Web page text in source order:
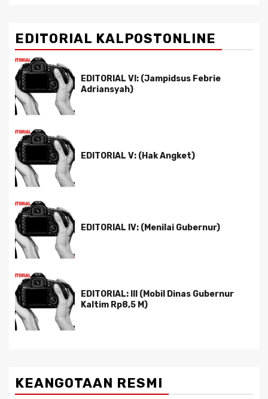
EDITORIAL KALPOSTONLINE
EDITORIAL VI: (Jampidsus Febrie
Adriansyah)
EDITORIAL V: (Hak Angket)
EDITORIAL IV: (Menilai Gubernur)
EDITORIAL: III (Mobil Dinas Gubernur
Kaltim Rp8,5 M)
KEANGOTAAN RESMI